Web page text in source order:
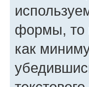
формы, то
как